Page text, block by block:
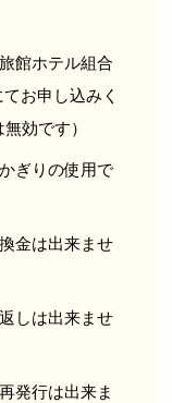
館ホテル組合
お申し込みく
効です）
ぎりの使用で
金は出来ませ
しは出来ませ
発行は出来ま